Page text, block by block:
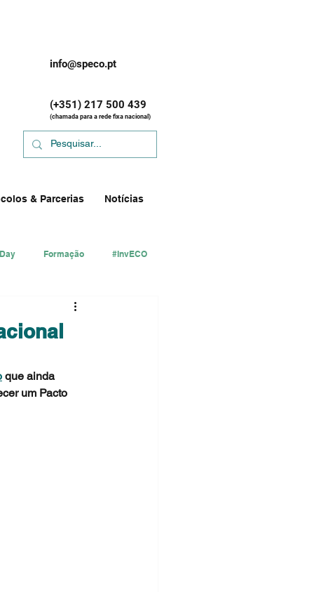
info@speco.pt
(+351) 217 500 439
(chamada para a rede fixa nacional)
& Parcerias Notícias
Formação #InvECO
que ainda
um Pacto